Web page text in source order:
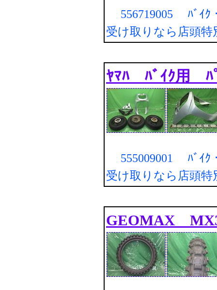
556719005 ﾊﾞｲｸ
受け取りなら店頭特
ﾔﾏﾊ ﾊﾞｲｸ用 ﾊ
555009001 ﾊﾞｲｸ
受け取りなら店頭特
GEOMAX